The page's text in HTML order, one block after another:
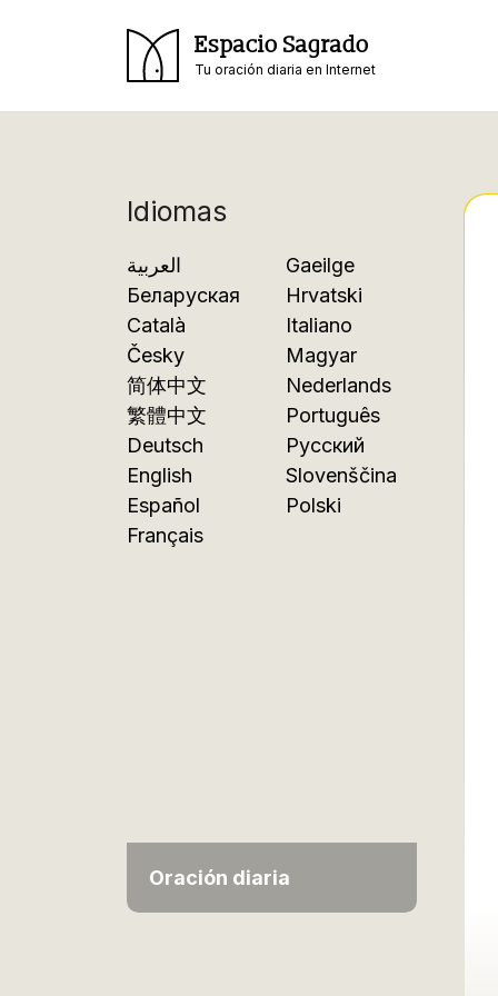
Espacio Sagrado
Tu oración diaria en Internet
Idiomas
العربية
Беларуская
Català
Česky
简体中文
繁體中文
Deutsch
English
Español
Français
Gaeilge
Hrvatski
Italiano
Magyar
Nederlands
Português
Русский
Slovenščina
Polski
Oración diaria